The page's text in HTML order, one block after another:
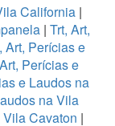
California |
| Trt, Art,
Art, Perícias e
Perícias e
e Laudos na
na Vila
Cavaton |